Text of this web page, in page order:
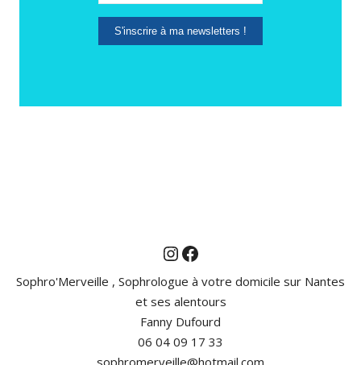
S'inscrire à ma newsletters !
Instagram
Facebook
Sophro'Merveille , Sophrologue à votre domicile sur Nantes
et ses alentours
Fanny Dufourd
06 04 09 17 33
sophromerveille@hotmail.com